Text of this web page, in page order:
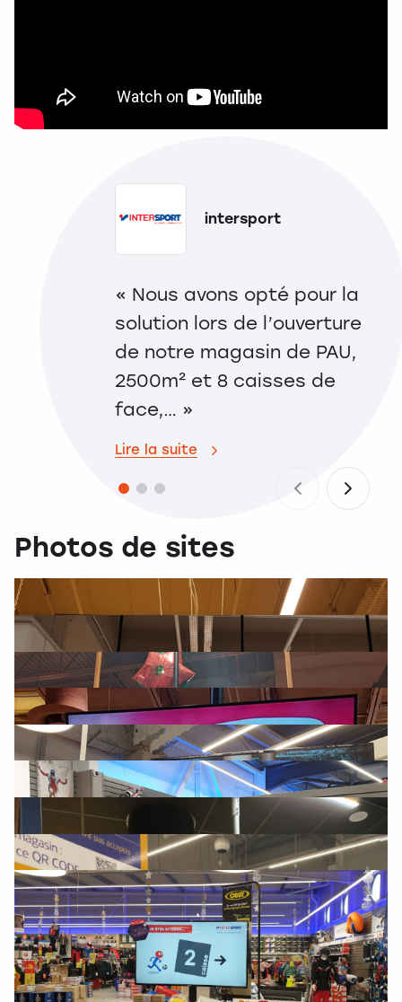
intersport
« Nous avons opté pour la
solution lors de l’ouverture
de notre magasin de PAU,
2500m² et 8 caisses de
face,… »
Lire la suite
Photos de sites
Solutions liées